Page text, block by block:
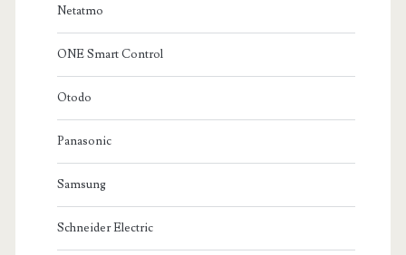
Netatmo
ONE Smart Control
Otodo
Panasonic
Samsung
Schneider Electric